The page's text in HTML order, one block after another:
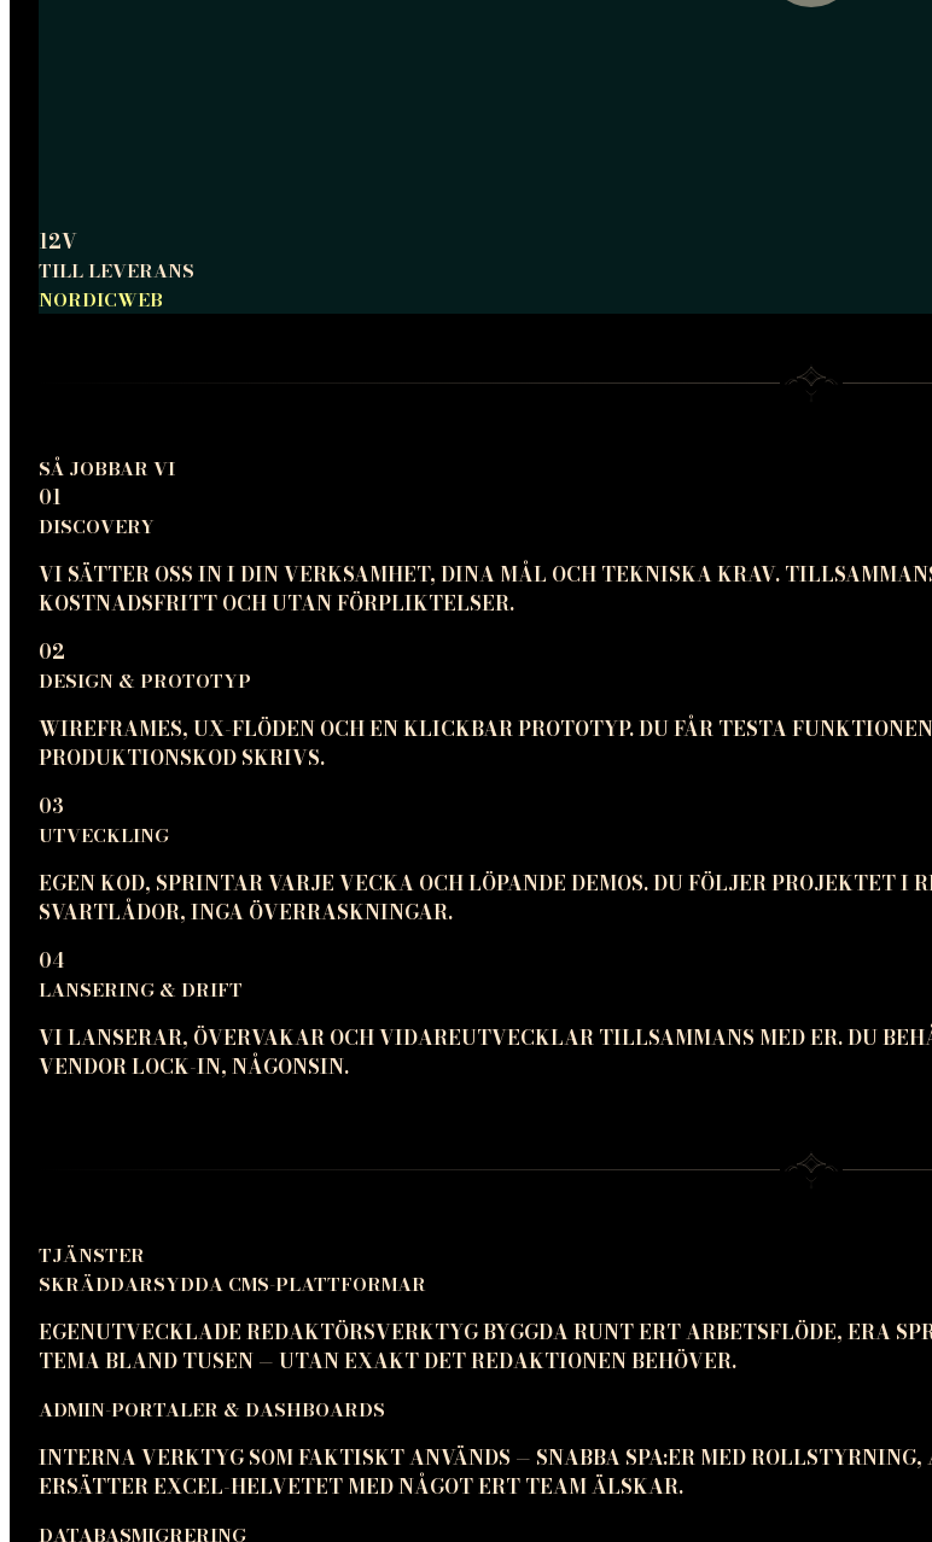
12V
TILL LEVERANS
NORDICWEB
SÅ JOBBAR VI
01
DISCOVERY
VI SÄTTER OSS IN I DIN VERKSAMHET, DINA MÅL OCH TEKNISKA KRAV.
KOSTNADSFRITT OCH UTAN FÖRPLIKTELSER.
02
DESIGN & PROTOTYP
WIREFRAMES, UX-FLÖDEN OCH EN KLICKBAR PROTOTYP. DU FÅR TESTA
PRODUKTIONSKOD SKRIVS.
03
UTVECKLING
EGEN KOD, SPRINTAR VARJE VECKA OCH LÖPANDE DEMOS. DU FÖLJER PROJEKTET
SVARTLÅDOR, INGA ÖVERRASKNINGAR.
04
LANSERING & DRIFT
VI LANSERAR, ÖVERVAKAR OCH VIDAREUTVECKLAR TILLSAMMANS MED ER. DU
VENDOR LOCK-IN, NÅGONSIN.
TJÄNSTER
SKRÄDDARSYDDA CMS-PLATTFORMAR
EGENUTVECKLADE REDAKTÖRSVERKTYG BYGGDA RUNT ERT ARBETSFLÖDE, ERA
TEMA BLAND TUSEN — UTAN EXAKT DET REDAKTIONEN BEHÖVER.
ADMIN-PORTALER & DASHBOARDS
INTERNA VERKTYG SOM FAKTISKT ANVÄNDS — SNABBA SPA:ER MED
ERSÄTTER EXCEL-HELVETET MED NÅGOT ERT TEAM ÄLSKAR.
DATABASMIGRERING